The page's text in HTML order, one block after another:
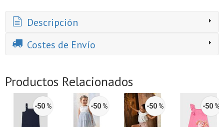
Descripción
Costes de Envío
Productos Relacionados
-50 % -50 % -50 % -50 %